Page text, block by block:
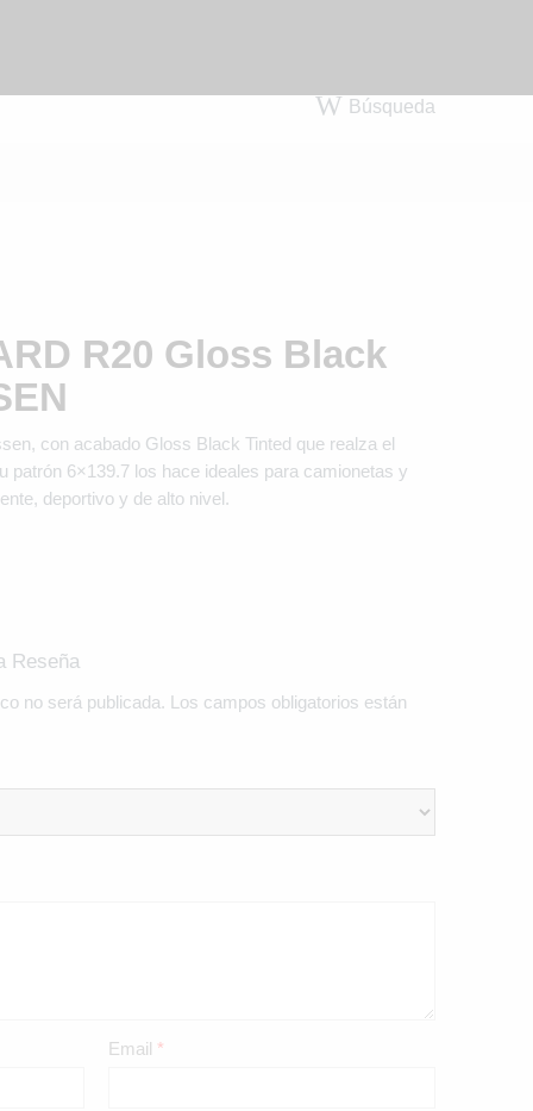
Búsqueda
R20 Gloss Black
con acabado Gloss Black Tinted que realza el
patrón 6×139.7 los hace ideales para camionetas y
deportivo y de alto nivel.
Reseña
no será publicada. Los campos obligatorios están
Email *